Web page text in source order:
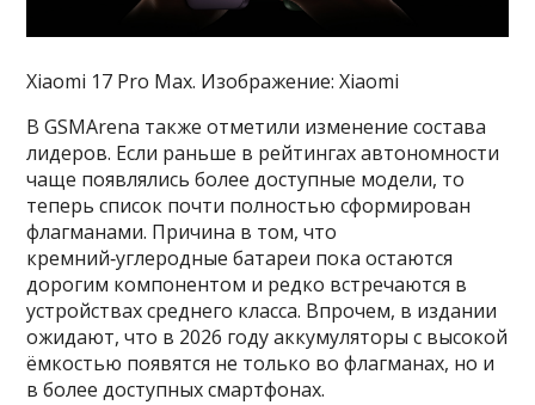
Xiaomi 17 Pro Max. Изображение: Xiaomi
В GSMArena также отметили изменение состава
лидеров. Если раньше в рейтингах автономности
чаще появлялись более доступные модели, то
теперь список почти полностью сформирован
флагманами. Причина в том, что
кремний‑углеродные батареи пока остаются
дорогим компонентом и редко встречаются в
устройствах среднего класса. Впрочем, в издании
ожидают, что в 2026 году аккумуляторы с высокой
ёмкостью появятся не только во флагманах, но и
в более доступных смартфонах.